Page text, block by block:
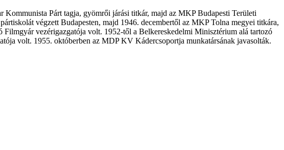
Párt tagja, gyömrői járási titkár, majd az MKP Budapesti Területi
végzett Budapesten, majd 1946. decembertől az MKP Tolna megyei titkára,
vezérigazgatója volt. 1952-től a Belkereskedelmi Minisztérium alá tartozó
volt. 1955. októberben az MDP KV Kádercsoportja munkatársának javasolták.